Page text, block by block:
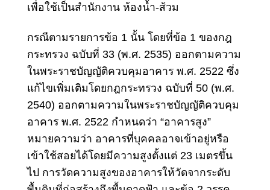
เพื่อใช้เป็นสำนักงาน ห้องน้ำ-ส้วม
กรณีตามรายการข้อ 1 นั้น โดยที่ข้อ 1 ของกฎ
กระทรวง ฉบับที่ 33 (พ.ศ. 2535) ออกตามความ
ในพระราชบัญญัติควบคุมอาคาร พ.ศ. 2522 ซึ่ง
แก้ไขเพิ่มเติมโดยกฎกระทรวง ฉบับที่ 50 (พ.ศ.
2540) ออกตามความในพระราชบัญญัติควบคุม
อาคาร พ.ศ. 2522 กำหนดว่า “อาคารสูง”
หมายความว่า อาคารที่บุคคลอาจเข้าอยู่หรือ
เข้าใช้สอยได้โดยมีความสูงตั้งแต่ 23 เมตรขึ้น
ไป การวัดความสูงของอาคารให้วัดจากระดับ